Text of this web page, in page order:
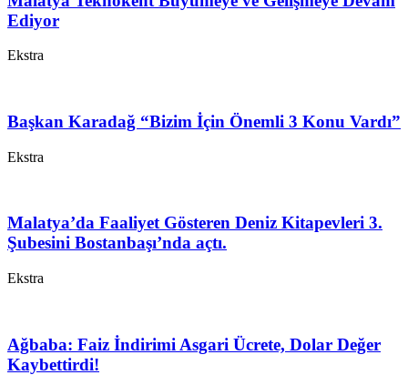
Ediyor
Ekstra
Başkan Karadağ “Bizim İçin Önemli 3 Konu Vardı”
Ekstra
Malatya’da Faaliyet Gösteren Deniz Kitapevleri 3.
Şubesini Bostanbaşı’nda açtı.
Ekstra
Ağbaba: Faiz İndirimi Asgari Ücrete, Dolar Değer
Kaybettirdi!